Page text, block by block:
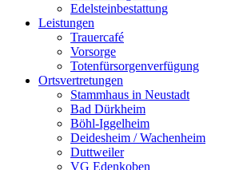
Edelsteinbestattung
Leistungen
Trauercafé
Vorsorge
Totenfürsorgenverfügung
Ortsvertretungen
Stammhaus in Neustadt
Bad Dürkheim
Böhl-Iggelheim
Deidesheim / Wachenheim
Duttweiler
VG Edenkoben